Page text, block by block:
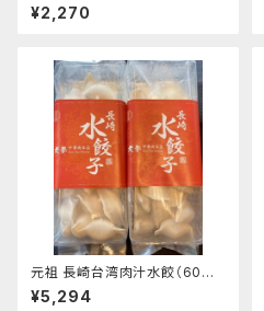
詰合せ（各３個）
¥2,270
元祖 長崎台湾肉汁水餃（60個
入）
¥5,294